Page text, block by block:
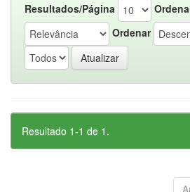
Resultados/Página
Ordenar
Resultado 1-1 de 1.